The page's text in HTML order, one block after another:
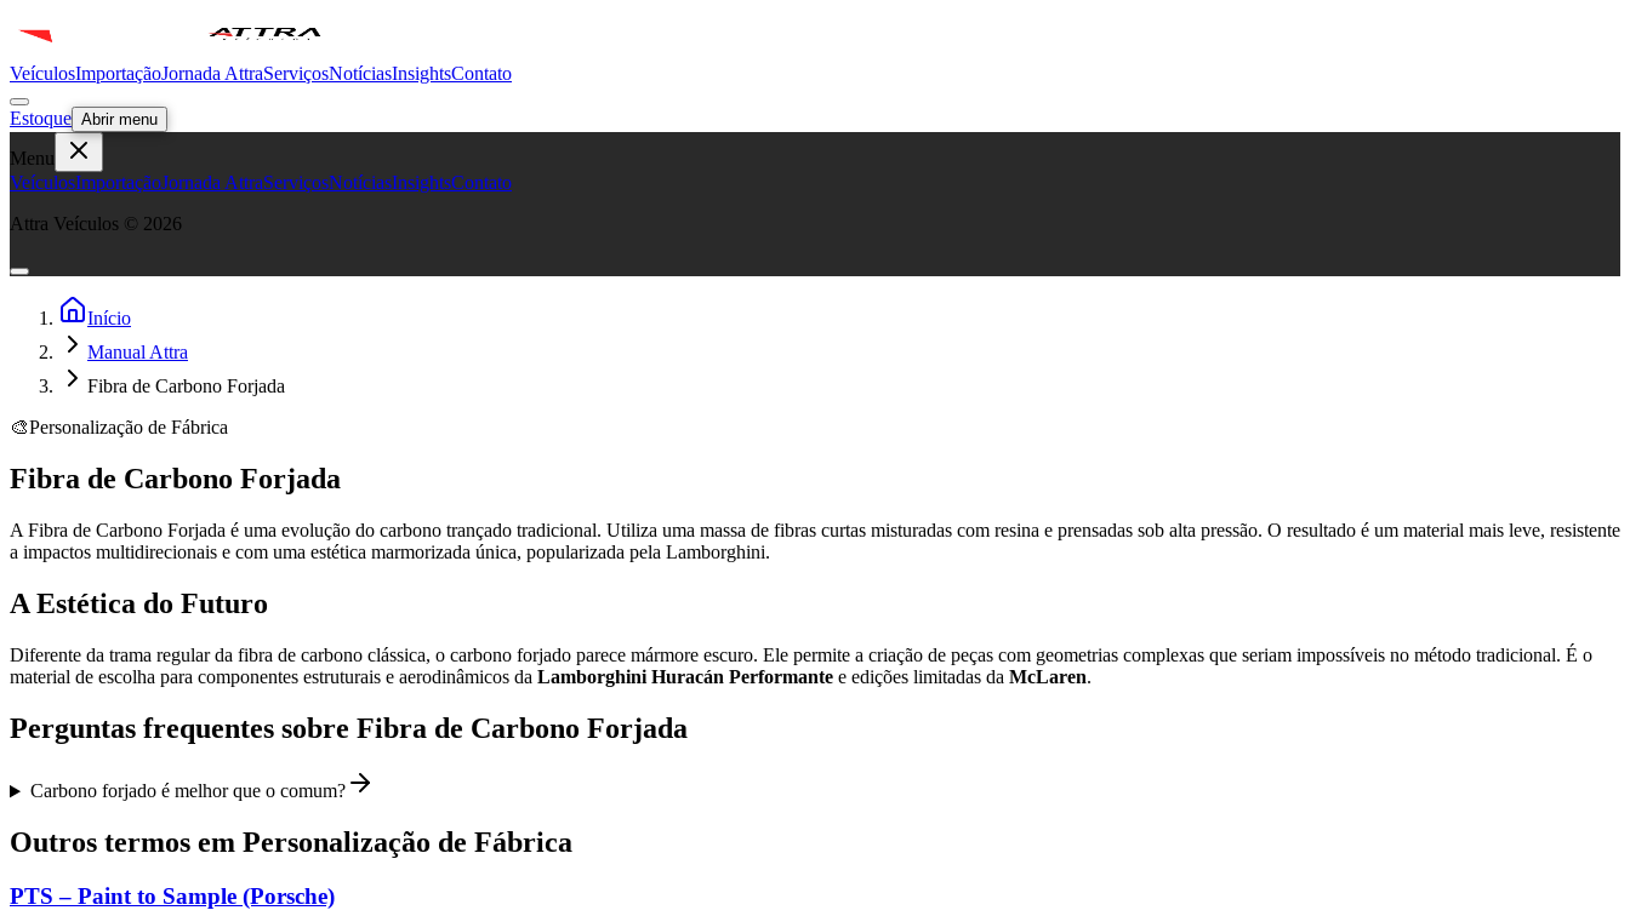
VeículosImportaçãoJornada AttraServiçosNotíciasInsightsContato
Estoque Abrir menu
Menu
VeículosImportaçãoJornada AttraServiçosNotíciasInsightsContato
Attra Veículos © 2026
Início
Manual Attra
Fibra de Carbono Forjada
🎨Personalização de Fábrica
Fibra de Carbono Forjada
A Fibra de Carbono Forjada é uma evolução do carbono trançado tradicional. Utiliza uma massa de fibras curtas misturadas com resina e prensadas sob alta pressão. O resultado é um material mais leve, resistente
a impactos multidirecionais e com uma estética marmorizada única, popularizada pela Lamborghini.
A Estética do Futuro
Diferente da trama regular da fibra de carbono clássica, o carbono forjado parece mármore escuro. Ele permite a criação de peças com geometrias complexas que seriam impossíveis no método tradicional. É o
material de escolha para componentes estruturais e aerodinâmicos da Lamborghini Huracán Performante e edições limitadas da McLaren.
Perguntas frequentes sobre Fibra de Carbono Forjada
Carbono forjado é melhor que o comum?
Outros termos em Personalização de Fábrica
PTS – Paint to Sample (Porsche)